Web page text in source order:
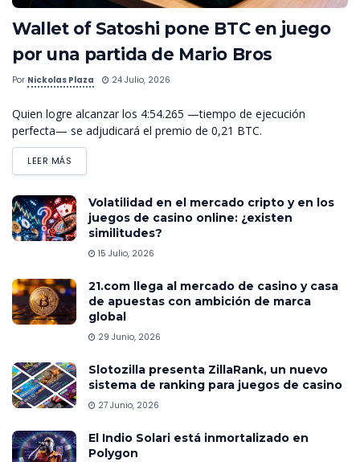
Wallet of Satoshi pone BTC en juego
por una partida de Mario Bros
Por Nickolas Plaza 24 Julio, 2026
Quien logre alcanzar los 4:54.265 —tiempo de ejecución
perfecta— se adjudicará el premio de 0,21 BTC.
LEER MÁS
Volatilidad en el mercado cripto y en los
juegos de casino online: ¿existen
similitudes?
15 Julio, 2026
21.com llega al mercado de casino y casa
de apuestas con ambición de marca
global
29 Junio, 2026
Slotozilla presenta ZillaRank, un nuevo
sistema de ranking para juegos de casino
27 Junio, 2026
El Indio Solari está inmortalizado en
Polygon